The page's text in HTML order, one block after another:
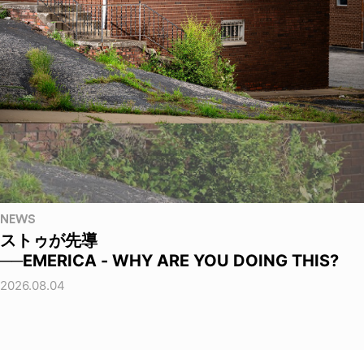
NEWS
ストゥが先導
──EMERICA - WHY ARE YOU DOING THIS?
2026.08.04